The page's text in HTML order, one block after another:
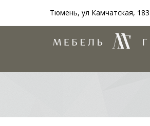
Тюмень, ул Камчатская, 183